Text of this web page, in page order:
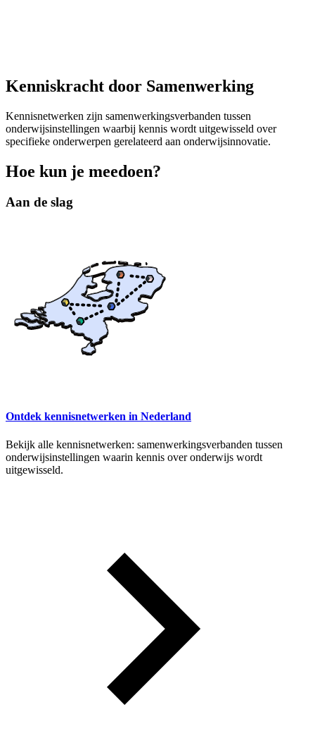
Kenniskracht door Samenwerking
Kennisnetwerken zijn samenwerkingsverbanden tussen
onderwijsinstellingen waarbij kennis wordt uitgewisseld over
specifieke onderwerpen gerelateerd aan onderwijsinnovatie.
Hoe kun je meedoen?
Aan de slag
Ontdek kennisnetwerken in Nederland
Bekijk alle kennisnetwerken: samenwerkingsverbanden tussen
onderwijsinstellingen waarin kennis over onderwijs wordt
uitgewisseld.